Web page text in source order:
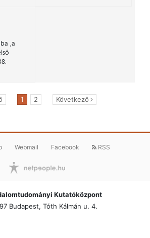
,a
1 2 Következő
Webmail Facebook RSS
Kutatóközpont
Budapest, Tóth Kálmán u. 4.